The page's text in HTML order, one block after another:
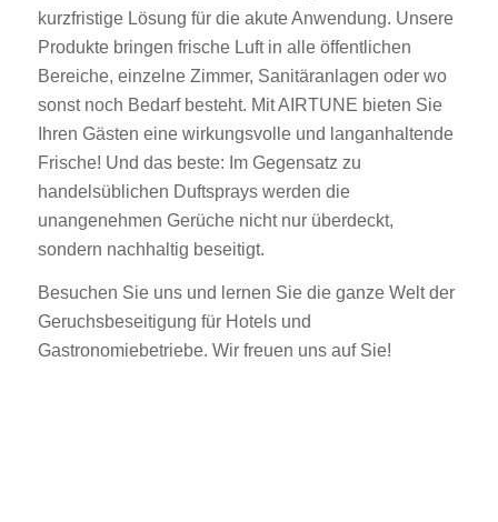
kurzfristige Lösung für die akute Anwendung. Unsere
Produkte bringen frische Luft in alle öffentlichen
Bereiche, einzelne Zimmer, Sanitäranlagen oder wo
sonst noch Bedarf besteht. Mit AIRTUNE bieten Sie
Ihren Gästen eine wirkungsvolle und langanhaltende
Frische! Und das beste: Im Gegensatz zu
handelsüblichen Duftsprays werden die
unangenehmen Gerüche nicht nur überdeckt,
sondern nachhaltig beseitigt.
Besuchen Sie uns und lernen Sie die ganze Welt der
Geruchsbeseitigung für Hotels und
Gastronomiebetriebe. Wir freuen uns auf Sie!